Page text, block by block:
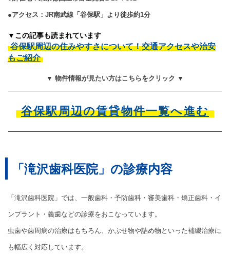
●アクセス：JR南武線「谷保駅」より徒歩約1分
▼この記事も読まれています
谷保駅周辺の住みやすさについて！交通アクセスや治安
もご紹介
▼ 物件情報が見たい方はこちらをクリック ▼
谷保駅周辺の賃貸物件一覧へ進む
「滝沢歯科医院」の診療内容
「滝沢歯科医院」では、一般歯科・予防歯科・審美歯科・矯正歯科・イ
ンプラント・義歯などの診療をおこなっています。
虫歯や歯周病の治療はもちろん、かぶせ物や詰め物といった補綴治療に
も幅広く対応しています。